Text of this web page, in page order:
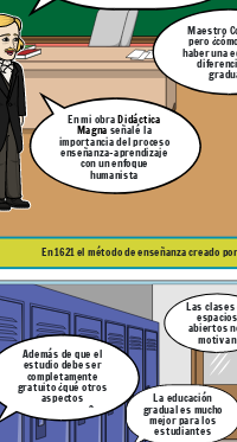
En 1621 el método de enseñanza creado
Además de que el
estudio debe ser
completamente
gratuito ¿qué otros
aspectos
proponemos?
Las clases
espacios
abiertos
motivan
La educación
gradual es mucho
mejor para los
estudiantes
En mi obraDidáctica
Magna señalé la
importancia del proceso
enseñanza-aprendizaje
con un enfoque
humanista
Maestro
pero
haber una